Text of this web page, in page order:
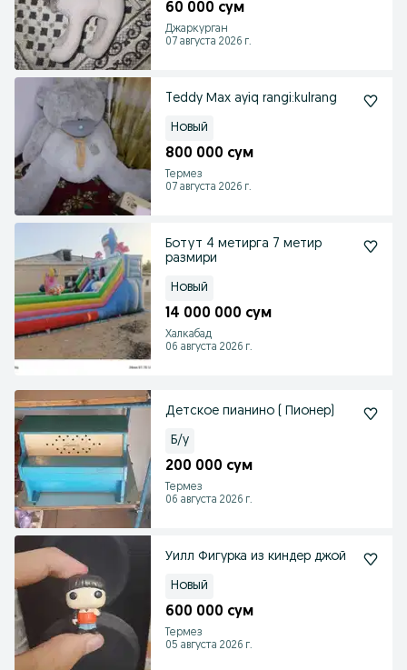
60 000 сум
Джаркурган
07 августа 2026 г.
Teddy Мax ayiq rangi:kulrang
Новый
800 000 сум
Термез
07 августа 2026 г.
Ботут 4 метирга 7 метир
размири
Новый
14 000 000 сум
Халкабад
06 августа 2026 г.
Детское пианино ( Пионер)
Б/у
200 000 сум
Термез
06 августа 2026 г.
Уилл Фигурка из киндер джой
Новый
600 000 сум
Термез
05 августа 2026 г.